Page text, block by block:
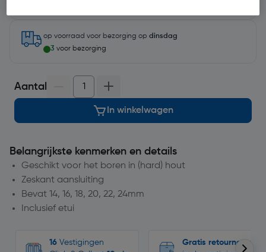
op voorraad voor bezorging op dinsdag
3 voor bezorging
Aantal
In winkelwagen
Belangrijkste kenmerken en details
Geschikt voor het boren in (hard) hout
Zeskant aansluiting
Bevat 14, 16, 18, 20, 22, 24mm
Inclusief etui
16 Vestigingen
Gratis retourneren